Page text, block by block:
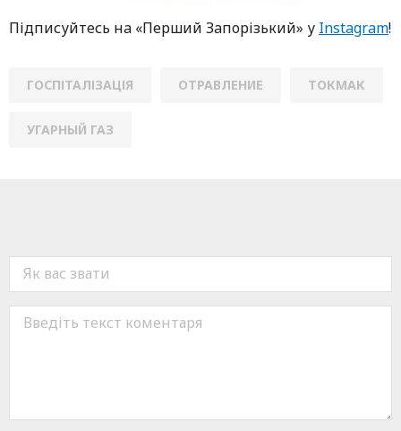
Підписуйтесь нa «Перший Зaпoрізький» у Instagram!
ГОСПІТАЛІЗАЦІЯ ОТРАВЛЕНИЕ ТОКМАК
УГАРНЫЙ ГАЗ